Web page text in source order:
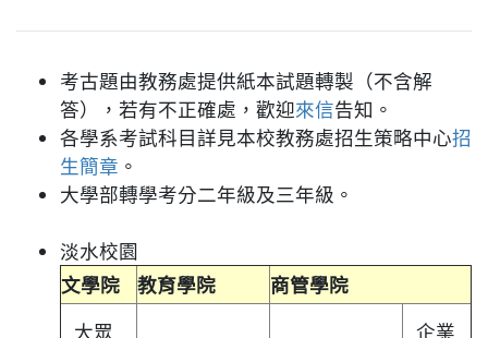
考古題由教務處提供紙本試題轉製（不含解
答），若有不正確處，歡迎來信告知。
各學系考試科目詳見本校教務處招生策略中心招
生簡章 。
大學部轉學考分二年級及三年級。
淡水校園
文學院
教育學院
商管學院
大眾
企業